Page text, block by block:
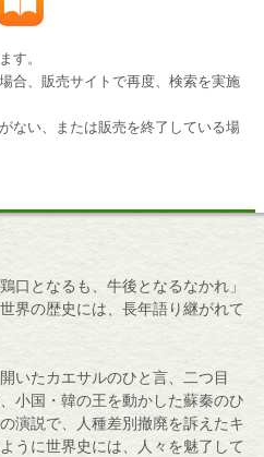
す。
合、販売サイトで再度、検索を実施
ない、または販売を終了している場
となるも、牛後となるなかれ」
界の歴史には、長年語り継がれて
いたカエサルのひと言、二つ目
小国・韓の王を動かした蘇秦のひ
演説で、人種差別撤廃を訴えたキ
うに世界史には、人々を魅了して